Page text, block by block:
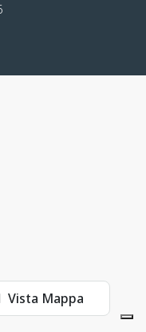
Vista Mappa